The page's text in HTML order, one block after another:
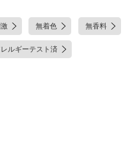
、ラウリン酸、水添レシチン、ジス
ルコース、(アクリロイルジメチルタ
ポリアクリレートクロスポリマー-
チルセルロース、トコフェロー
メタリン酸Na
無着色 無香料
ルギーテスト済